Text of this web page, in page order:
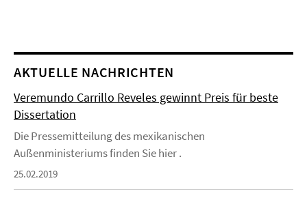
AKTUELLE NACHRICHTEN
Veremundo Carrillo Reveles gewinnt Preis für beste
Dissertation
Die Pressemitteilung des mexikanischen
Außenministeriums finden Sie hier .
25.02.2019